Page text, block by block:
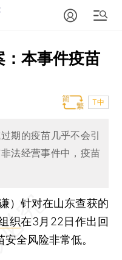
：本事件疫苗
T中
期的疫苗几乎不会引
法经营事件中，疫苗
） 针对在山东查获的
织在3月22日作出回
全风险非常低。